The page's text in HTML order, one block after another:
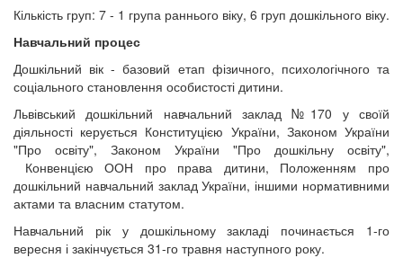
Кількість груп: 7 - 1 група раннього віку, 6 груп дошкільного віку.
Навчальний процес
Дошкільний вік - базовий етап фізичного, психологічного та
соціального становлення особистості дитини.
Львівський дошкільний навчальний заклад №170 у своїй
діяльності керується Конституцією України, Законом України
"Про освіту", Законом України "Про дошкільну освіту",
Конвенцією ООН про права дитини, Положенням про
дошкільний навчальний заклад України, іншими нормативними
актами та власним статутом.
Навчальний рік у дошкільному закладі починається 1-го
вересня і закінчується 31-го травня наступного року.